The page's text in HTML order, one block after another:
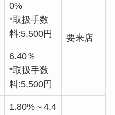
0%
*取扱手数
料:5,500円
要来店
6.40％
*取扱手数
料:5,500円
1.80%～4.4